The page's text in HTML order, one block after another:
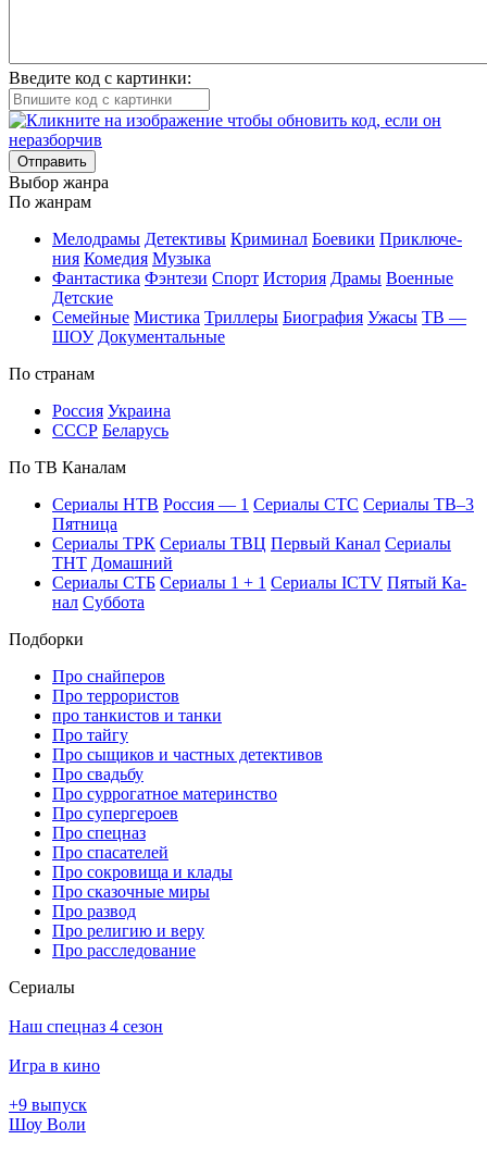
Введите код с картинки:
Отправить
Вы­бор жан­ра
По жан­рам
Ме­ло­дра­мы Де­тек­ти­вы Кри­ми­нал Бое­ви­ки При­клю­че­
ния Ко­ме­дия Му­зы­ка
Фан­та­сти­ка Фэн­те­зи Спорт Ис­то­рия Дра­мы Во­ен­ные
Дет­ские
Се­мей­ные Мис­ти­ка Трил­ле­ры Био­гра­фия Ужа­сы ТВ —
ШОУ До­ку­мен­таль­ные
По стра­нам
Рос­сия Ук­раи­на
СССР Бе­ла­русь
По ТВ Ка­на­лам
Се­риа­лы НТВ Рос­сия — 1 Се­риа­лы СТС Се­риа­лы ТВ–3
Пят­ни­ца
Се­риа­лы ТРК Се­риа­лы ТВЦ Пер­вый Ка­нал Се­риа­лы
ТНТ До­маш­ний
Се­риа­лы СТБ Се­риа­лы 1 + 1 Се­риа­лы ICTV Пя­тый Ка­
нал Суб­бо­та
Подборки
Про снайперов
Про террористов
про танкистов и танки
Про тайгу
Про сыщиков и частных детективов
Про свадьбу
Про суррогатное материнство
Про супергероев
Про спецназ
Про спасателей
Про сокровища и клады
Про сказочные миры
Про развод
Про религию и веру
Про расследование
Се­риа­лы
Наш спецназ 4 сезон
Игра в кино
+9 выпуск
Шоу Воли